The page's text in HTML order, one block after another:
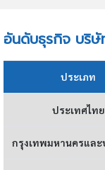
อันดับธุรกิจ บริษั
ประเภท
ประเทศไทย
กรุงเทพมหานครแล